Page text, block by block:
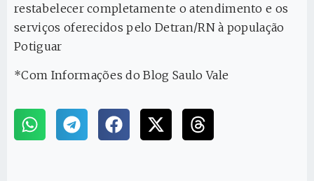
restabelecer completamente o atendimento e os
serviços oferecidos pelo Detran/RN à população
Potiguar
*Com Informações do Blog Saulo Vale